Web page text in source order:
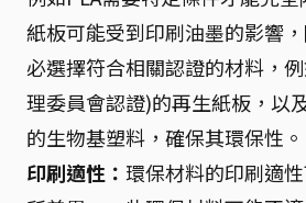
紙板可能受到印刷油墨的影響
必選擇符合相關認證的材料，
理委員會認證)的再生紙板，以
的生物基塑料，確保其環保性。
印刷適性： 環保材料的印刷適